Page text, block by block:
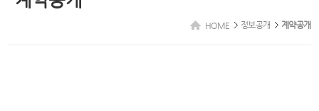
HOME 정보공개 계약공개